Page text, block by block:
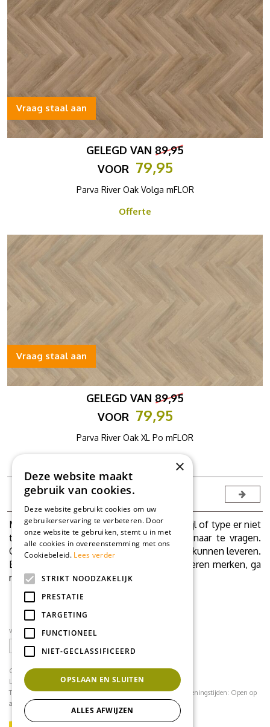
GELEGD VAN 89,95
VOOR 79,95
Parva River Oak Volga mFLOR
Offerte
Vraag staal aan
GELEGD VAN 89,95
VOOR 79,95
Parva River Oak XL Po mFLOR
Vraag staal aan
1
Mocht onverhoopt uw PVC vloer, kleur, stijl of type er niet
tussen zitten, schroom dan niet ons er naar te vragen.
Grote kans dat we ook uw favoriete vloer kunnen leveren.
Bekijk ook onze site met andere PVC vloeren merken, ga
naarhttps://myfloorshop.nl.
volg ons op social media
CONTACT
Loodijk 24
1243 JB 's Graveland
Telefoonnummer:035 - 64 22 708 contact@mflorshop.nl Openingstijden: Open op
afspraak
×
Deze website maakt
gebruik van cookies.
Deze website gebruikt cookies om uw
gebruikerservaring te verbeteren. Door
onze website te gebruiken, stemt u in met
alle cookies in overeenstemming met ons
Cookiebeleid. Lees verder
STRIKT NOODZAKELIJK
PRESTATIE
TARGETING
FUNCTIONEEL
NIET-GECLASSIFICEERD
OPSLAAN EN SLUITEN
ALLES AFWIJZEN